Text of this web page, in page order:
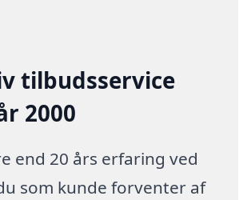
tilbudsservice
2000
end 20 års erfaring ved
som kunde forventer af